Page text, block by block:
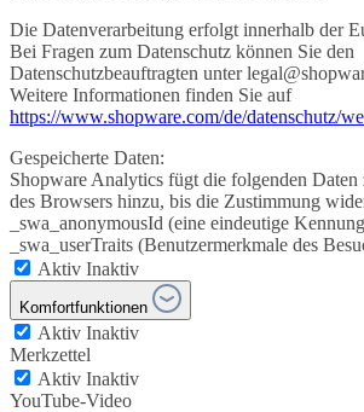
Die Datenverarbeitung erfolgt innerhalb der
Bei Fragen zum Datenschutz können Sie den
Datenschutzbeauftragten unter
Weitere Informationen finden Sie auf
https://www.shopware.com/de/datenschutz/
Gespeicherte Daten:
Shopware Analytics fügt die folgenden Daten
des Browsers hinzu, bis die Zustimmung
_swa_anonymousId (eine eindeutige
_swa_userTraits (Benutzermerkmale des
Aktiv Inaktiv
Komfortfunktionen
Aktiv Inaktiv
Merkzettel
Aktiv Inaktiv
YouTube-Video